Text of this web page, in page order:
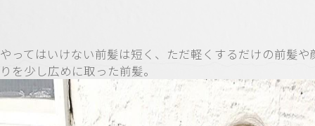
やってはいけない前髪は短く、ただ軽くするだけの前髪や
りを少し広めに取った前髪。